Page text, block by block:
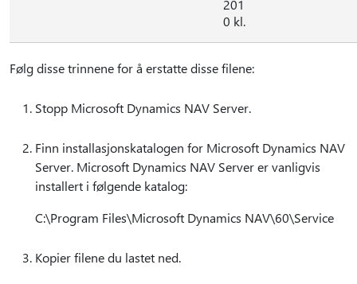
201
0 kl.
Følg disse trinnene for å erstatte disse filene:
Stopp Microsoft Dynamics NAV Server.
Finn installasjonskatalogen for Microsoft Dynamics NAV
Server. Microsoft Dynamics NAV Server er vanligvis
installert i følgende katalog:
C:\Program Files\Microsoft Dynamics NAV\60\Service
Kopier filene du lastet ned.